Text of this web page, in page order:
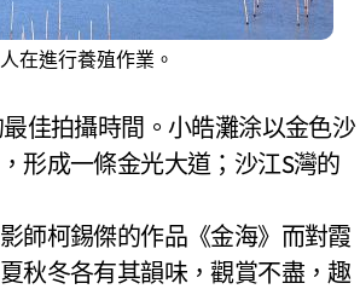
在進行養殖作業。
佳拍攝時間。小皓灘涂以金色沙
形成一條金光大道；沙江S灣的
師柯錫傑的作品《金海》而對霞
秋冬各有其韻味，觀賞不盡，趣